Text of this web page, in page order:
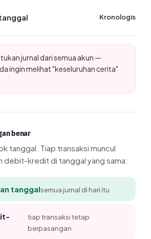
Kronologis
jurnal dari semua akun —
ingin melihat "keseluruhan cerita"
benar
tanggal. Tiap transaksi muncul
debit-kredit di tanggal yang sama:
tanggalsemua jurnal di hari itu
tiap transaksi tetap
berpasangan